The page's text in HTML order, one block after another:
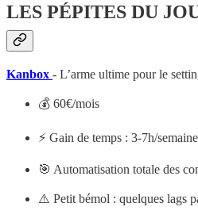
LES PÉPITES DU
Kanbox - L’arme ultime pour le
💰 60€/mois
⚡ Gain de temps : 3-7h/semaine
🎯 Automatisation totale des
⚠️ Petit bémol : quelques lags